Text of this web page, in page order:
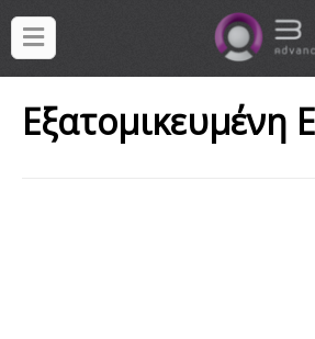
Εξατομικευμένη